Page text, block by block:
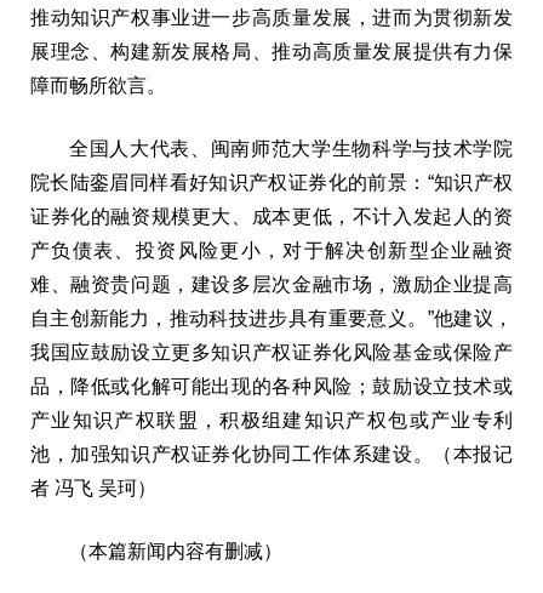
推动知识产权事业进一步高质量发展，进而为贯彻新发
展理念、构建新发展格局、推动高质量发展提供有力保
障而畅所欲言。
全国人大代表、闽南师范大学生物科学与技术学院
院长陆銮眉同样看好知识产权证券化的前景：“知识产权
证券化的融资规模更大、成本更低，不计入发起人的资
产负债表、投资风险更小，对于解决创新型企业融资
难、融资贵问题，建设多层次金融市场，激励企业提高
自主创新能力，推动科技进步具有重要意义。”他建议，
我国应鼓励设立更多知识产权证券化风险基金或保险产
品，降低或化解可能出现的各种风险；鼓励设立技术或
产业知识产权联盟，积极组建知识产权包或产业专利
池，加强知识产权证券化协同工作体系建设。（本报记
者 冯飞 吴珂）
（本篇新闻内容有删减）